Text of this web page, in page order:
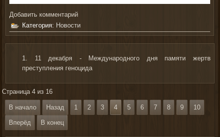
Добавить комментарий
Категория: Новости
11 декабря - Международного дня памяти жертв
преступления геноцида
Страница 4 из 16
В начало Назад 1 2 3 4 5 6 7 8 9 10
Вперёд В конец